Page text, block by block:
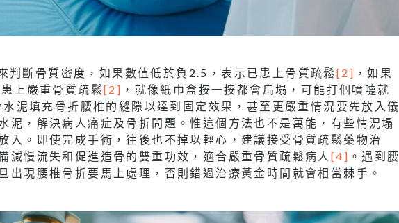
判斷骨質密度，如果數值低於負2.5，表示已患上骨質疏鬆 [2] ，如果
上嚴重骨質疏鬆[2] ，就像紙巾盒按一按都會扁塌，可能打個噴嚏就
水泥填充骨折腰椎的縫隙以達到固定效果，甚至更嚴重情況要先放入儀
泥，解決病人痛症及骨折問題。惟這個方法也不是萬能，有些情況塌
入。即使完成手術，往後也不掉以輕心，建議接受骨質疏鬆藥物治
減慢流失和促進造骨的雙重功效，適合嚴重骨質疏鬆病人 [4] 。遇到腰
出現腰椎骨折要馬上處理，否則錯過治療黃金時間就會相當棘手。